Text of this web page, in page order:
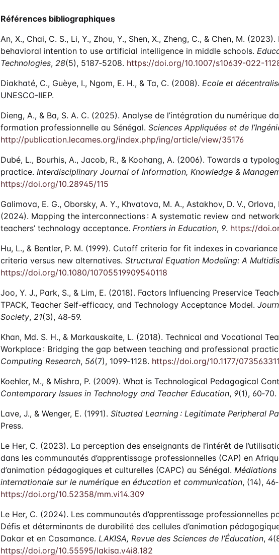
Références bibliographiques
An, X., Chai, C. S., Li, Y., Zhou, Y., Shen, X., Zheng, C., & Chen, M.
behavioral intention to use artificial intelligence in middle schools.
Technologies, 28(5), 5187‑5208. https://doi.org/10.1007/s10639-022-
Diakhaté, C., Guèye, I., Ngom, E. H., & Ta, C. (2008). Ecole et
UNESCO-IIEP.
Dieng, A., & Ba, S. A. C. (2025). Analyse de l’intégration du numérique
formation professionnelle au Sénégal. Sciences Appliquées et de
http://publication.lecames.org/index.php/ing/article/view/35176
Dubé, L., Bourhis, A., Jacob, R., & Koohang, A. (2006). Towards a
practice. Interdisciplinary Journal of Information, Knowledge &
https://doi.org/10.28945/115
Galimova, E. G., Oborsky, A. Y., Khvatova, M. A., Astakhov, D. V., Orlova,
(2024). Mapping the interconnections : A systematic review and
teachers’ technology acceptance. Frontiers in Education, 9. https://
Hu, L., & Bentler, P. M. (1999). Cutoff criteria for fit indexes in
criteria versus new alternatives. Structural Equation Modeling: A
https://doi.org/10.1080/10705519909540118
Joo, Y. J., Park, S., & Lim, E. (2018). Factors Influencing Preservice
TPACK, Teacher Self-efficacy, and Technology Acceptance Model.
Society, 21(3), 48‑59.
Khan, Md. S. H., & Markauskaite, L. (2018). Technical and Vocational
Workplace : Bridging the gap between teaching and professional
Computing Research, 56(7), 1099‑1128. https://doi.org/10.1177/
Koehler, M., & Mishra, P. (2009). What is Technological Pedagogical
Contemporary Issues in Technology and Teacher Education, 9(1), 60‑70.
Lave, J., & Wenger, E. (1991). Situated Learning : Legitimate Peripheral
Press.
Le Her, C. (2023). La perception des enseignants de l’intérêt de
dans les communautés d’apprentissage professionnelles (CAP) en
d’animation pédagogiques et culturelles (CAPC) au Sénégal. Médiations
internationale sur le numérique en éducation et communication, (14),
https://doi.org/10.52358/mm.vi14.309
Le Her, C. (2024). Les communautés d’apprentissage professionnelles
Défis et déterminants de durabilité des cellules d’animation
Dakar et en Casamance. LAKISA, Revue des Sciences de l’Éducation, 4
https://doi.org/10.55595/lakisa.v4i8.182